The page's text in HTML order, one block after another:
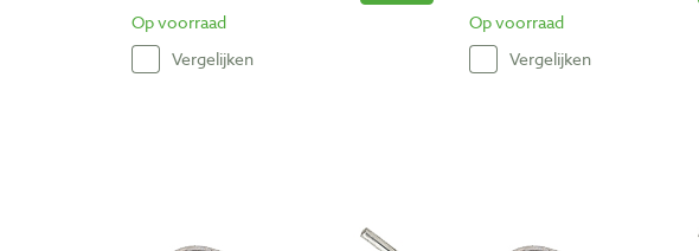
Op voorraad
Vergelijken
Op voorraad
Vergelijken